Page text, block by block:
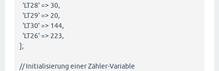
'LT28' => 30,
'LT29' => 20,
'LT30' => 144,
'LT26' => 223,
];
// Initialisierung einer Zähler-Variable